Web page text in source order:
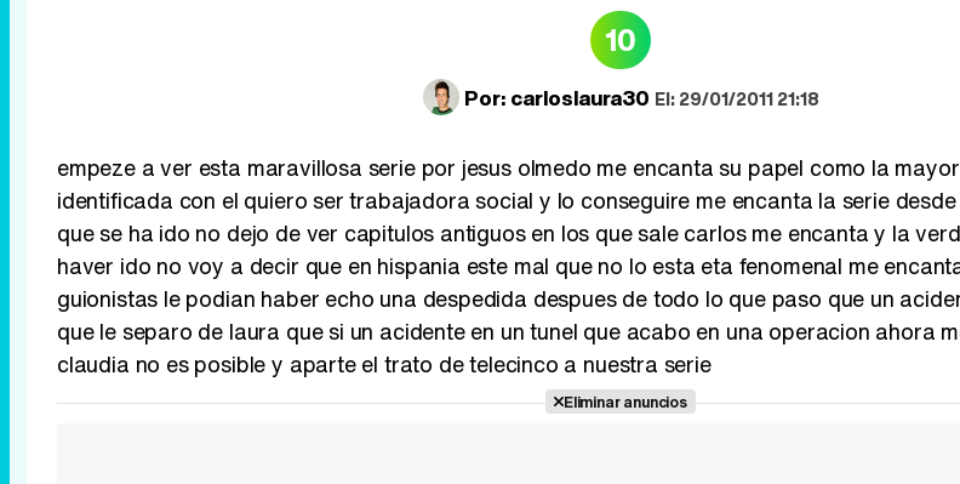
10
Por: carloslaura30 El: 29/01/2011 21:18
empeze a ver esta maravillosa serie por jesus olmedo me encanta su papel como la
identificada con el quiero ser trabajadora social y lo conseguire me encanta la serie
que se ha ido no dejo de ver capitulos antiguos en los que sale carlos me encanta y la
haver ido no voy a decir que en hispania este mal que no lo esta eta fenomenal me
guionistas le podian haber echo una despedida despues de todo lo que paso que un
que le separo de laura que si un acidente en un tunel que acabo en una operacion ahora
claudia no es posible y aparte el trato de telecinco a nuestra serie
Eliminar anuncios